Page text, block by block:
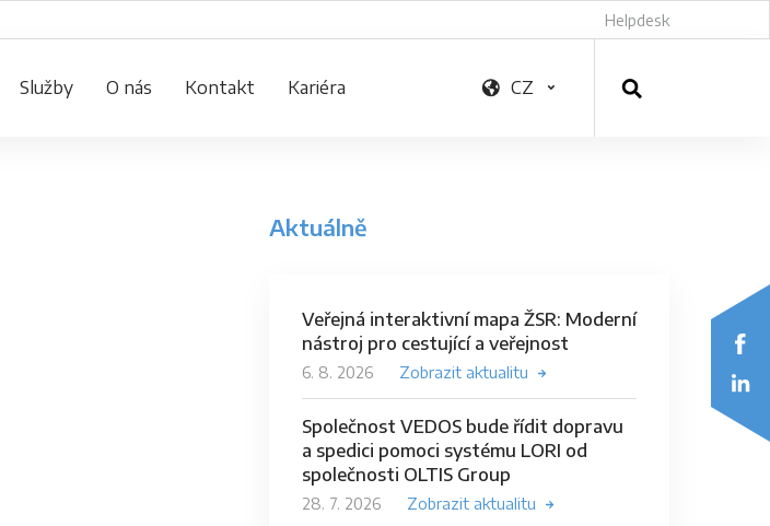
Helpdesk
Služby O nás Kontakt Kariéra CZ
Aktuálně
Veřejná interaktivní mapa ŽSR: Moderní
nástroj pro cestující a veřejnost
6. 8. 2026 Zobrazit aktualitu
Společnost VEDOS bude řídit dopravu
a spedici pomoci systému LORI od
společnosti OLTIS Group
28. 7. 2026 Zobrazit aktualitu